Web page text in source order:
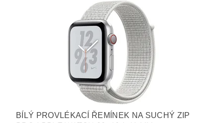
BÍLÝ PROVLÉKACÍ ŘEMÍNEK NA SUCHÝ ZIP